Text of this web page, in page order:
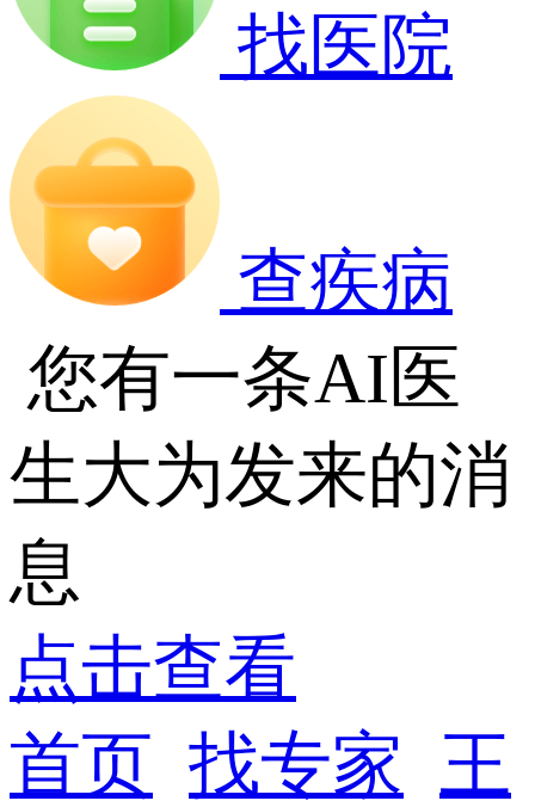
找医院
查疾病
您有一条AI医
生大为发来的消
息
点击查看
首页 找专家 王